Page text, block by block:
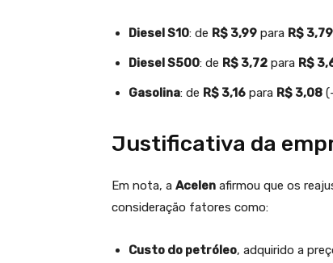
Diesel S10: de R$ 3,99 para R$ 3,79
Diesel S500: de R$ 3,72 para R$
Gasolina: de R$ 3,16 para R$ 3,08
Justificativa da
Em nota, a Acelen afirmou que os
consideração fatores como:
Custo do petróleo, adquirido a